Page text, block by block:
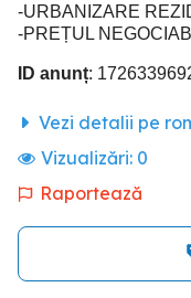
-URBANIZARE
-PREȚUL
ID anunț:
Vezi detalii pe
Vizualizări: 0
Raportează